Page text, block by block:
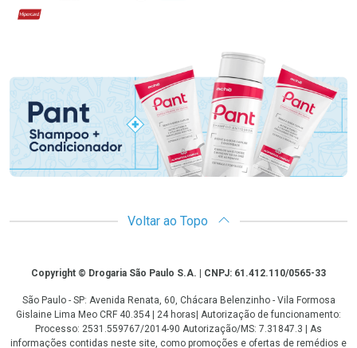
Hipercard
Promoção em Destaque
Voltar ao Topo
CopyrightCopyright © Drogaria São Paulo S.A. | CNPJ: 61.412.110/0565-33
São Paulo - SP: Avenida Renata, 60, Chácara Belenzinho - Vila Formosa
Gislaine Lima Meo CRF 40.354 | 24 horas| Autorização de funcionamento:
Processo: 2531.559767/2014-90 Autorização/MS: 7.31847.3 | As
informações contidas neste site, como promoções e ofertas de remédios e